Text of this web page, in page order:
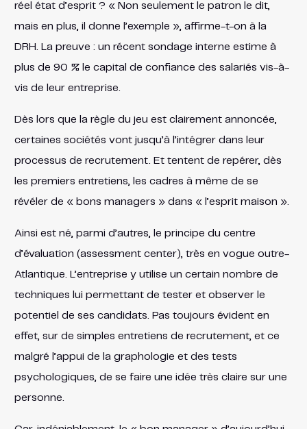
réel état d’esprit ? « Non seulement le patron le dit,
mais en plus, il donne l’exemple », affirme-t-on à la
DRH. La preuve : un récent sondage interne estime à
plus de 90 % le capital de confiance des salariés vis-à-
vis de leur entreprise.
Dès lors que la règle du jeu est clairement annoncée,
certaines sociétés vont jusqu’à l’intégrer dans leur
processus de recrutement. Et tentent de repérer, dès
les premiers entretiens, les cadres à même de se
révéler de « bons managers » dans « l’esprit maison ».
Ainsi est né, parmi d’autres, le principe du centre
d’évaluation (assessment center), très en vogue outre-
Atlantique. L’entreprise y utilise un certain nombre de
techniques lui permettant de tester et observer le
potentiel de ses candidats. Pas toujours évident en
effet, sur de simples entretiens de recrutement, et ce
malgré l’appui de la graphologie et des tests
psychologiques, de se faire une idée très claire sur une
personne.